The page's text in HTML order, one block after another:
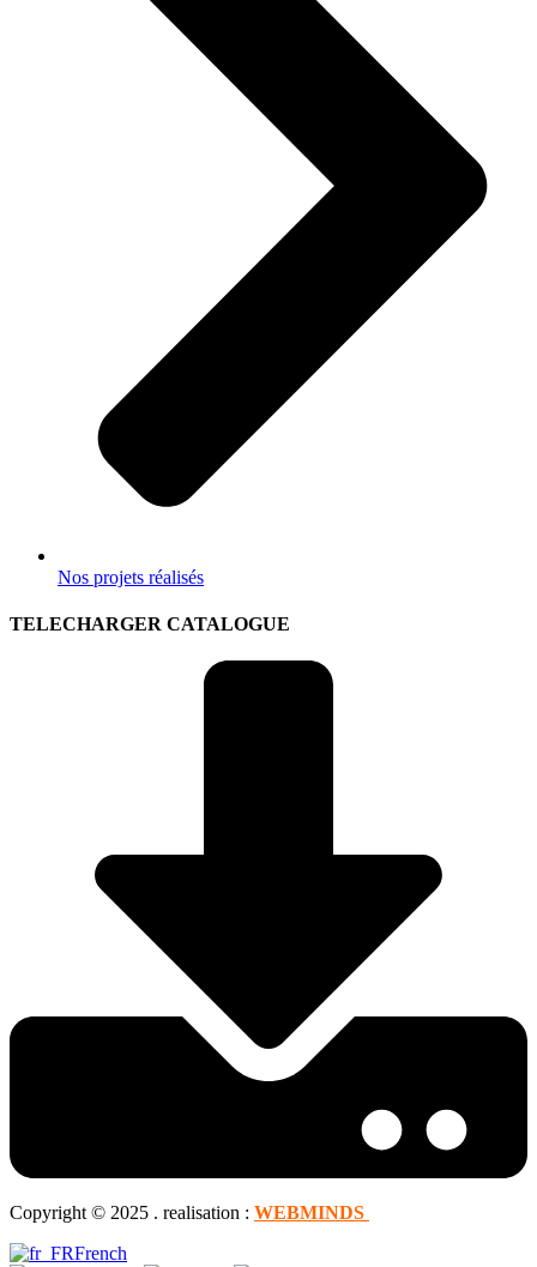
Nos projets réalisés
TELECHARGER CATALOGUE
Copyright © 2025 . realisation : WEBMINDS
French